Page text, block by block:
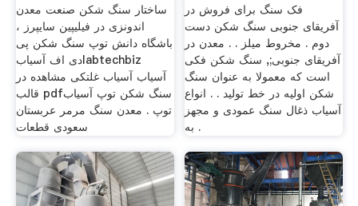
ساختار سنگ شکن صنعت معدن
اندونزی در فیلیپین سایپرز ،
باشگاه دانش توپ سنگ شکن پی
دی اف آسیابlabtechbiz
آسیاب آسیاب غلتکی مشاهده در
قالب pdfسنگ شکن توپ آسیاب
توپ . معدن سنگ مرمر عربستان
سعودی قطعات
فک سنگ برای فروش در
آفریقای جنوبی سنگ شکن دست
دوم . مخروط میلز . . معدن در
آفریقای جنوبی;, سنگ شکن فکی
است که معمولا به عنوان سنگ
شکن اولیه در خط تولید . . انواع
آسیاب ذغال سنگ عمودی و مجهز
به .